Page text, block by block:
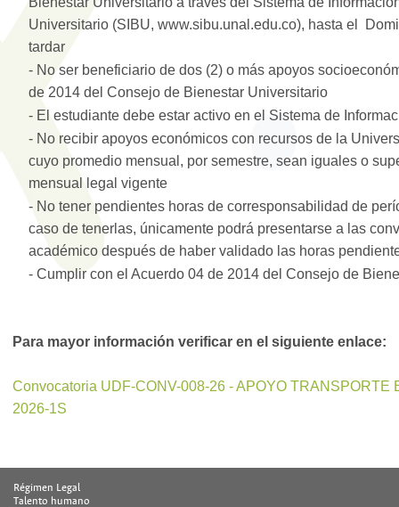
Universitario (SIBU, www.sibu.unal.edu.co), hasta el
tardar
- No ser beneficiario de dos (2) o más apoyos
de 2014 del Consejo de Bienestar Universitario
- El estudiante debe estar activo en el Sistema de
- No recibir apoyos económicos con recursos de la
cuyo promedio mensual, por semestre, sean iguales o
mensual legal vigente
- No tener pendientes horas de corresponsabilidad de
caso de tenerlas, únicamente podrá presentarse a las
académico después de haber validado las horas
- Cumplir con el Acuerdo 04 de 2014 del Consejo de
Para mayor información verificar en el siguiente enlace:
Convocatoria UDF-CONV-008-26 - APOYO TRANSPORTE
2026-1S
Régimen Legal
Talento humano